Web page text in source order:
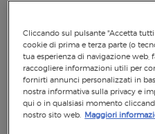
Cliccando sul pulsante "Accetta
cookie di prima e terza parte (o
tua esperienza di navigazione web,
raccogliere informazioni utili per
fornirti annunci personalizzati in
nostra informativa sulla privacy e
qui o in qualsiasi momento
nostro sito web. Maggiori